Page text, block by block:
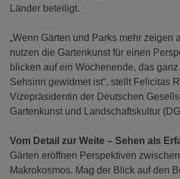
Länder beteiligt.
„Wenn Gärten und Parks mehr zeigen
nutzen die Gartenkunst für einen
blicken auf ein Wochenende, das
Sehsinn gewidmet ist“, stellt Felicitas
Vizepräsidentin der Deutschen
Gartenkunst und Landschaftskultur
Vom Detail zur Weite – Sehen als
Gärten eröffnen Perspektiven
Makrokosmos. Mag der Blick auf den